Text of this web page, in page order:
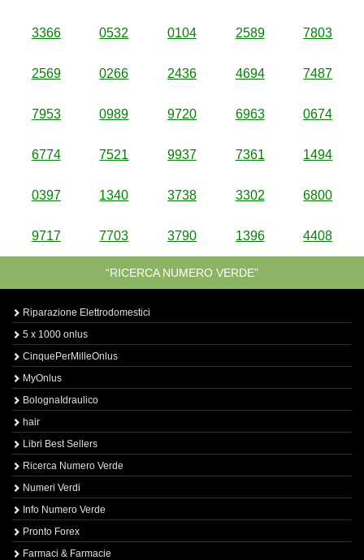
3366 0532 0104 2589 7803
2569 0266 2436 4694 7487
7953 0989 9720 6963 0674
6774 7521 9937 7361 1494
0397 1340 3738 3302 6800
9717 7703 3790 1396 4408
“RICERCA NUMERO VERDE”
Riparazione Elettrodomestici
5 x 1000 onlus
CinquePerMilleOnlus
MyOnlus
BolognaIdraulico
hair
Libri Best Sellers
Ricerca Numero Verde
Numeri Verdi
Info Numero Verde
Pronto Forex
Farmaci & Farmacie